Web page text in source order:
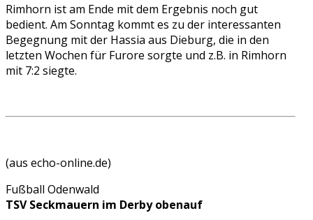
Rimhorn ist am Ende mit dem Ergebnis noch gut
bedient. Am Sonntag kommt es zu der interessanten
Begegnung mit der Hassia aus Dieburg, die in den
letzten Wochen für Furore sorgte und z.B. in Rimhorn
mit 7:2 siegte.
(aus echo-online.de)
Fußball Odenwald
TSV Seckmauern im Derby obenauf